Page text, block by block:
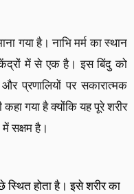
गया है। नाभि मर्म का स्थान
केंद्रों में से एक है। इस बिंदु को
प्रणालियों पर सकारात्मक
कहा गया है क्योंकि यह पूरे शरीर
सक्षम है।
स्थित होता है। इसे शरीर का